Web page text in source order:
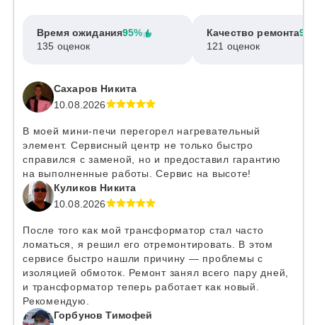
Время ожидания95%
135 оценок
Качество ремонта
121 оценок
Сахаров Никита
10.08.2026
В моей мини-печи перегорел нагревательный
элемент. Сервисный центр не только быстро
справился с заменой, но и предоставил гарантию
на выполненные работы. Сервис на высоте!
Куликов Никита
10.08.2026
После того как мой трансформатор стал часто
ломаться, я решил его отремонтировать. В этом
сервисе быстро нашли причину — проблемы с
изоляцией обмоток. Ремонт занял всего пару дней,
и трансформатор теперь работает как новый.
Рекомендую.
Горбунов Тимофей